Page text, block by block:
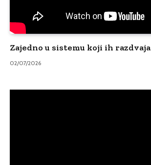
Zajedno u sistemu koji ih razdvaja
02/07/2026